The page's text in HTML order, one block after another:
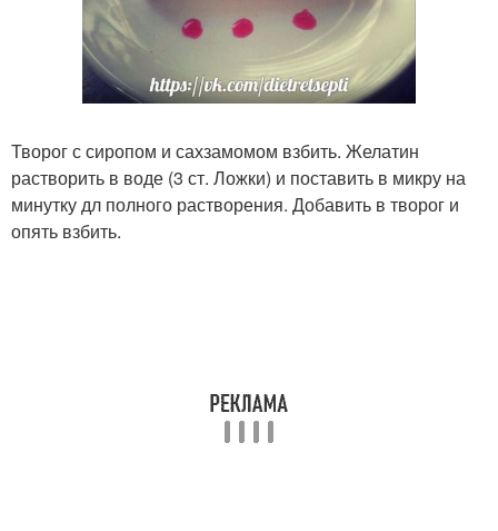
Творог с сиропом и сахзамомом взбить. Желатин
растворить в воде (3 ст. Ложки) и поставить в микру на
минутку дл полного растворения. Добавить в творог и
опять взбить.